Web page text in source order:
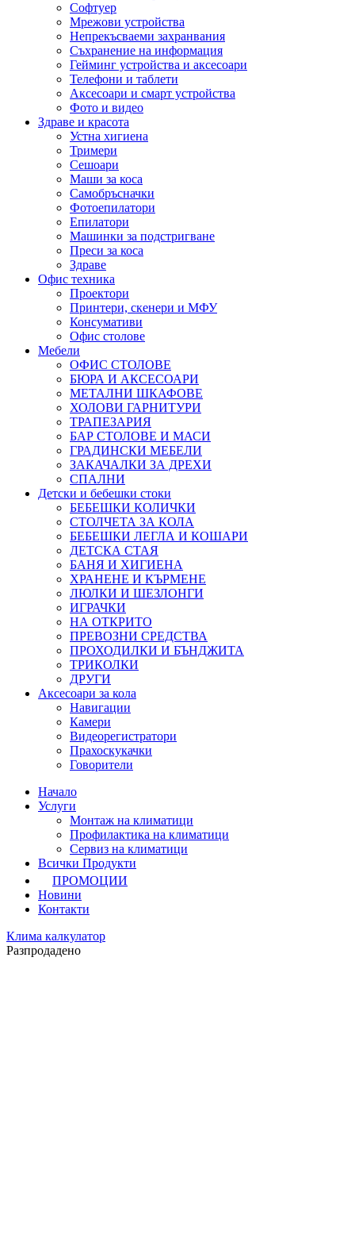
Софтуер
Мрежови устройства
Непрекъсваеми захранвания
Съхранение на информация
Гейминг устройства и аксесоари
Телефони и таблети
Аксесоари и смарт устройства
Фото и видео
Здраве и красота
Устна хигиена
Тримери
Сешоари
Маши за коса
Самобръсначки
Фотоепилатори
Епилатори
Машинки за подстригване
Преси за коса
Здраве
Офис техника
Проектори
Принтери, скенери и МФУ
Консумативи
Офис столове
Мебели
ОФИС СТОЛОВЕ
БЮРА И АКСЕСОАРИ
МЕТАЛНИ ШКАФОВЕ
ХОЛОВИ ГАРНИТУРИ
ТРАПЕЗАРИЯ
БАР СТОЛОВЕ И МАСИ
ГРАДИНСКИ МЕБЕЛИ
ЗАКАЧАЛКИ ЗА ДРЕХИ
СПАЛНИ
Детски и бебешки стоки
БЕБЕШКИ КОЛИЧКИ
СТОЛЧЕТА ЗА КОЛА
БЕБЕШКИ ЛЕГЛА И КОШАРИ
ДЕТСКА СТАЯ
БАНЯ И ХИГИЕНА
ХРАНЕНЕ И КЪРМЕНЕ
ЛЮЛКИ И ШЕЗЛОНГИ
ИГРАЧКИ
НА ОТКРИТО
ПРЕВОЗНИ СРЕДСТВА
ПРОХОДИЛКИ И БЪНДЖИТА
ТРИКОЛКИ
ДРУГИ
Аксесоари за кола
Навигации
Камери
Видеорегистратори
Прахоскукачки
Говорители
Начало
Услуги
Монтаж на климатици
Профилактика на климатици
Сервиз на климатици
Всички Продукти
ПРОМОЦИИ
Новини
Контакти
Клима калкулатор
Разпродадено